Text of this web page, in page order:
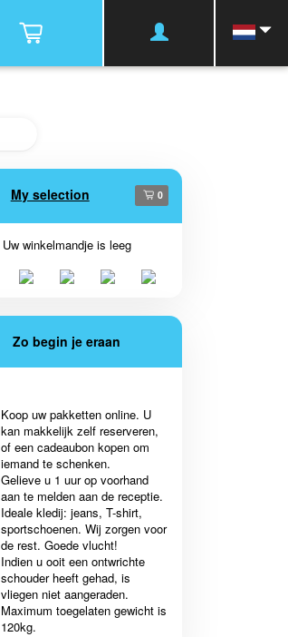
My selection 0
Uw winkelmandje is leeg
Zo begin je eraan
Koop uw pakketten online. U
kan makkelijk zelf reserveren,
of een cadeaubon kopen om
iemand te schenken.
Gelieve u 1 uur op voorhand
aan te melden aan de receptie.
Ideale kledij: jeans, T-shirt,
sportschoenen. Wij zorgen voor
de rest. Goede vlucht!
Indien u ooit een ontwrichte
schouder heeft gehad, is
vliegen niet aangeraden.
Maximum toegelaten gewicht is
120kg.